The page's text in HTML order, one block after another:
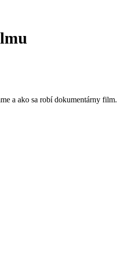
a ako sa robí dokumentárny film.